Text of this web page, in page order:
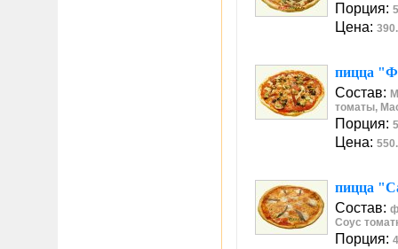
Порция:
Цена:
пицца
Состав:
томаты,
Порция:
Цена:
пицца
Состав:
Соус
Порция: